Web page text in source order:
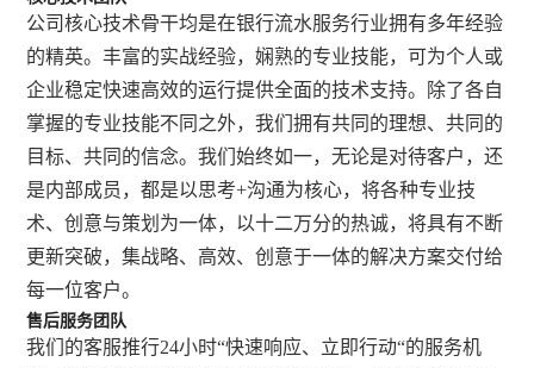
公司核心技术骨干均是在银行流水服务行业拥有多年经验
的精英。丰富的实战经验，娴熟的专业技能，可为个人或
企业稳定快速高效的运行提供全面的技术支持。除了各自
掌握的专业技能不同之外，我们拥有共同的理想、共同的
目标、共同的信念。我们始终如一，无论是对待客户，还
是内部成员，都是以思考+沟通为核心，将各种专业技
术、创意与策划为一体，以十二万分的热诚，将具有不断
更新突破，集战略、高效、创意于一体的解决方案交付给
每一位客户。
售后服务团队
我们的客服推行24小时“快速响应、立即行动“的服务机